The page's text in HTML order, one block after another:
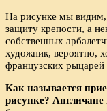
На рисунке мы видим,
защиту крепости, а
собственных
художник, вероятно,
французских
Как называется
рисунке?